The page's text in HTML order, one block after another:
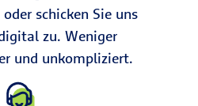
schicken Sie uns
zu. Weniger
und unkompliziert.